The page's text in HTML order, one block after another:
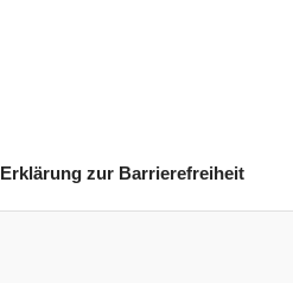
Erklärung zur Barrierefreiheit